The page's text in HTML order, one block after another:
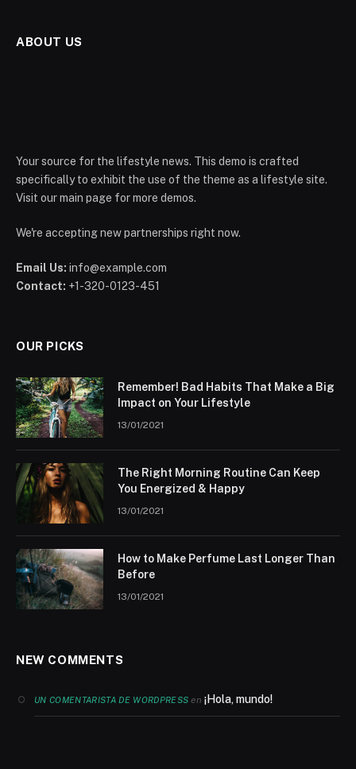
ABOUT US
Your source for the lifestyle news. This demo is crafted
specifically to exhibit the use of the theme as a lifestyle site.
Visit our main page for more demos.
We're accepting new partnerships right now.
Email Us: info@example.com
Contact: +1-320-0123-451
OUR PICKS
Remember! Bad Habits That Make a Big
Impact on Your Lifestyle
13/01/2021
The Right Morning Routine Can Keep
You Energized & Happy
13/01/2021
How to Make Perfume Last Longer Than
Before
13/01/2021
NEW COMMENTS
UN COMENTARISTA DE WORDPRESS en¡Hola, mundo!